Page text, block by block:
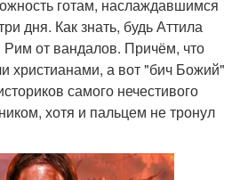
готам, наслаждавшимся
дня. Как знать, будь Аттила
от вандалов. Причём, что
христианами, а вот "бич Божий"
самого нечестивого
хотя и пальцем не тронул